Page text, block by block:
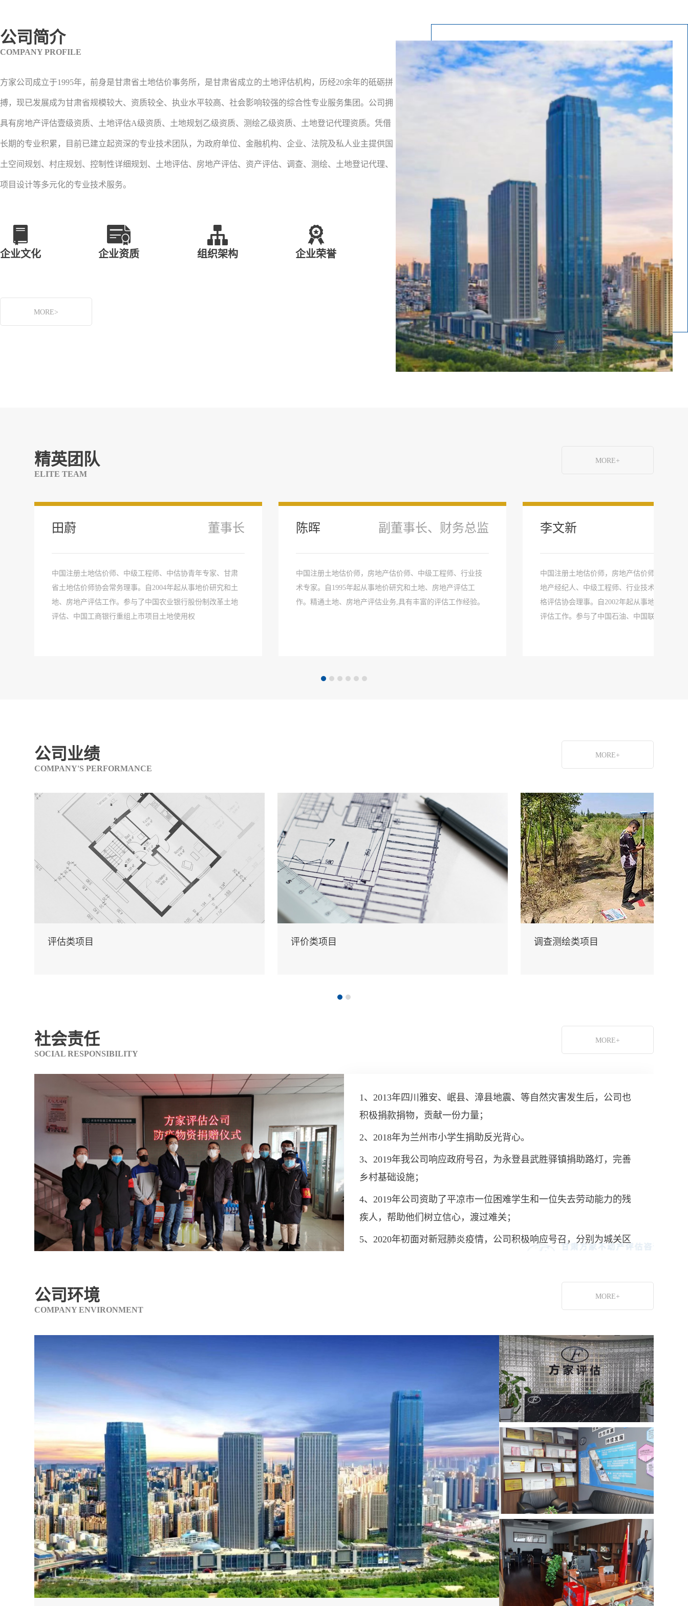
公司简介
COMPANY PROFILE
方家公司成立于1995年，前身是甘肃省土地估价事务所，是甘肃省成立的土地评估机构，历经20余年的砥砺拼
搏，现已发展成为甘肃省规模较大、资质较全、执业水平较高、社会影响较强的综合性专业服务集团。公司拥
具有房地产评估壹级资质、土地评估A级资质、土地规划乙级资质、测绘乙级资质、土地登记代理资质。凭借
长期的专业积累，目前已建立起资深的专业技术团队，为政府单位、金融机构、企业、法院及私人业主提供国
土空间规划、村庄规划、控制性详细规划、土地评估、房地产评估、资产评估、调查、测绘、土地登记代理、
项目设计等多元化的专业技术服务。

企业文化

企业资质

组织架构

企业荣誉
MORE>
精英团队
ELITE TEAM
MORE+
田蔚 董事长
中国注册土地估价师、中级工程师、中估协青年专家、甘肃
省土地估价师协会常务理事。自2004年起从事地价研究和土
地、房地产评估工作。参与了中国农业银行股份制改革土地
评估、中国工商银行重组上市项目土地使用权
陈晖 副董事长、财务总监
中国注册土地估价师，房地产估价师、中级工程师、行业技
术专家。自1995年起从事地价研究和土地、房地产评估工
作。精通土地、房地产评估业务,具有丰富的评估工作经验。
李文新
中国注册土地估价师，房地产估价师、土地登
地产经纪人、中级工程师、行业技术专家、甘
格评估协会理事。自2002年起从事地价研究和
评估工作。参与了中国石油、中国联通、中国
公司业绩
COMPANY'S PERFORMANCE
MORE+
评估类项目 评价类项目 调查测绘类项目
社会责任
SOCIAL RESPONSIBILITY
MORE+
1、2013年四川雅安、岷县、漳县地震、等自然灾害发生后，公司也
积极捐款捐物，贡献一份力量；
2、2018年为兰州市小学生捐助反光背心。
3、2019年我公司响应政府号召，为永登县武胜驿镇捐助路灯，完善
乡村基础设施；
4、2019年公司资助了平凉市一位困难学生和一位失去劳动能力的残
疾人，帮助他们树立信心，渡过难关；
5、2020年初面对新冠肺炎疫情，公司积极响应号召，分别为城关区
陈坪街道和四季青街道送去疫情防控一线需要的物资抗击疫情；
公司环境
COMPANY ENVIRONMENT
MORE+